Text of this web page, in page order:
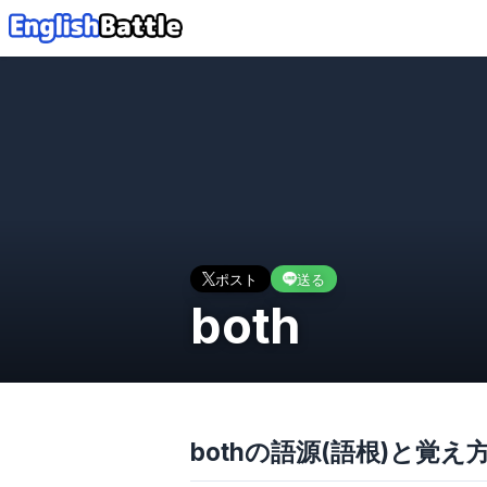
ポスト 送る
both
bothの語源(語根)と覚え